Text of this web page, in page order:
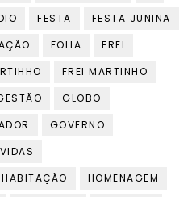
FESTA
FESTA JUNINA
FOLIA
FREI
FREI MARTINHO
GLOBO
GOVERNO
HABITAÇÃO
HOMENAGEM